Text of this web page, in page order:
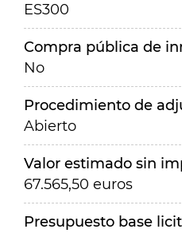
ES300
Compra pública de
No
Procedimiento de
Abierto
Valor estimado sin
67.565,50 euros
Presupuesto base